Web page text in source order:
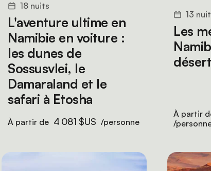
18 nuits
L'aventure ultime en
Namibie en voiture :
les dunes de
Sossusvlei, le
Damaraland et le
safari à Etosha
À partir de 4 081 $US /personne
13
Les
À partir
/